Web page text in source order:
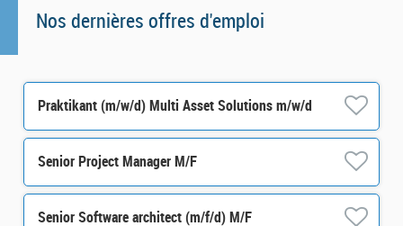
Nos dernières offres d'emploi
Praktikant (m/w/d) Multi Asset Solutions m/w/d
Senior Project Manager M/F
Senior Software architect (m/f/d) M/F